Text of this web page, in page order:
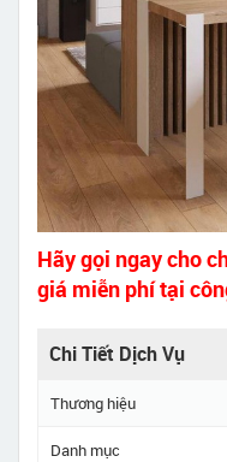
Hãy gọi ngay cho
giá miễn phí tại
Chi Tiết Dịch Vụ
Thương hiệu
Danh mục